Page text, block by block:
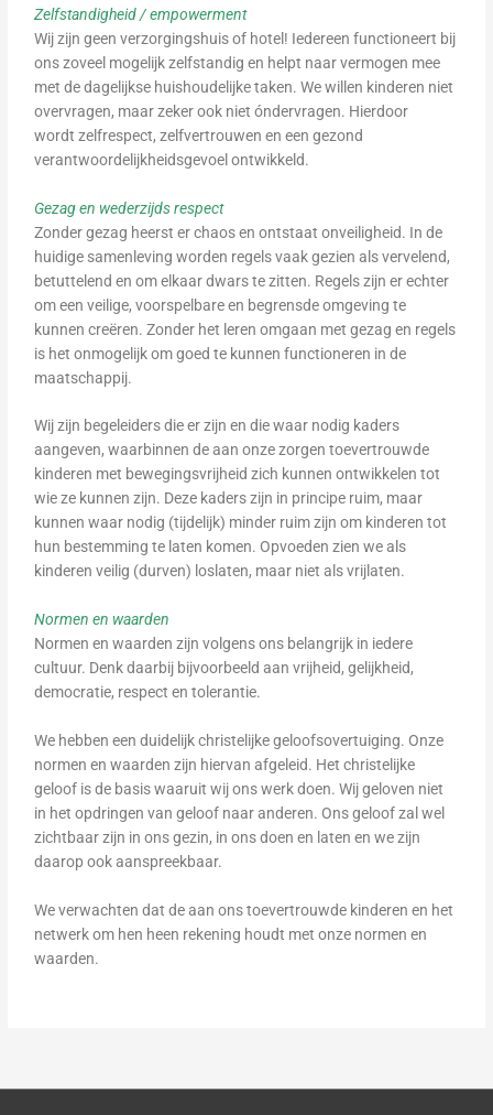
Zelfstandigheid / empowerment
Wij zijn geen verzorgingshuis of hotel! Iedereen functioneert bij
ons zoveel mogelijk zelfstandig en helpt naar vermogen mee
met de dagelijkse huishoudelijke taken. We willen kinderen niet
overvragen, maar zeker ook niet óndervragen. Hierdoor
wordt zelfrespect, zelfvertrouwen en een gezond
verantwoordelijkheidsgevoel ontwikkeld.
Gezag en wederzijds respect
Zonder gezag heerst er chaos en ontstaat onveiligheid. In de
huidige samenleving worden regels vaak gezien als vervelend,
betuttelend en om elkaar dwars te zitten. Regels zijn er echter
om een veilige, voorspelbare en begrensde omgeving te
kunnen creëren. Zonder het leren omgaan met gezag en regels
is het onmogelijk om goed te kunnen functioneren in de
maatschappij.
Wij zijn begeleiders die er zijn en die waar nodig kaders
aangeven, waarbinnen de aan onze zorgen toevertrouwde
kinderen met bewegingsvrijheid zich kunnen ontwikkelen tot
wie ze kunnen zijn. Deze kaders zijn in principe ruim, maar
kunnen waar nodig (tijdelijk) minder ruim zijn om kinderen tot
hun bestemming te laten komen. Opvoeden zien we als
kinderen veilig (durven) loslaten, maar niet als vrijlaten.
Normen en waarden
Normen en waarden zijn volgens ons belangrijk in iedere
cultuur. Denk daarbij bijvoorbeeld aan vrijheid, gelijkheid,
democratie, respect en tolerantie.
We hebben een duidelijk christelijke geloofsovertuiging. Onze
normen en waarden zijn hiervan afgeleid. Het christelijke
geloof is de basis waaruit wij ons werk doen. Wij geloven niet
in het opdringen van geloof naar anderen. Ons geloof zal wel
zichtbaar zijn in ons gezin, in ons doen en laten en we zijn
daarop ook aanspreekbaar.
We verwachten dat de aan ons toevertrouwde kinderen en het
netwerk om hen heen rekening houdt met onze normen en
waarden.